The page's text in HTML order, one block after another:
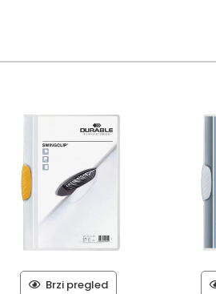
Brzi pregled